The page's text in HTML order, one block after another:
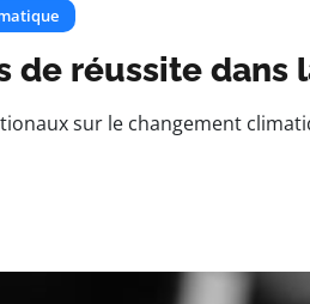
de réussite
sur le changement